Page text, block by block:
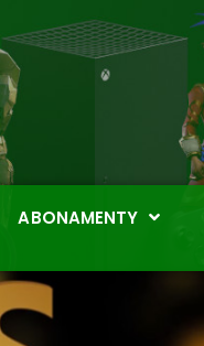
ABONAMENTY